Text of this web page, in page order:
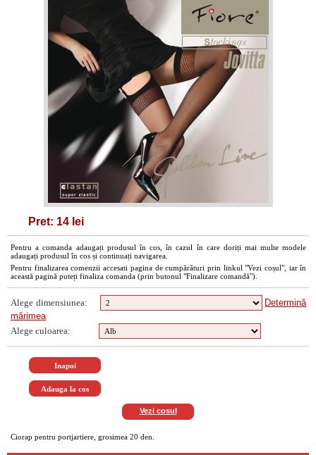
Pret: 14 lei
Pentru a comanda adaugați produsul în cos, în cazul în care doriți mai multe modele
adaugați produsul în cos și continuați navigarea.
Pentru finalizarea comenzii accesati pagina de cumpărături prin linkul "Vezi coșul", iar în
această pagină puteți finaliza comanda (prin butonul "Finalizare comandă").
Alege dimensiunea:
Determină
mărimea
Alege culoarea:
Vezi cosul
Ciorap pentru portjartiere, grosimea 20 den.